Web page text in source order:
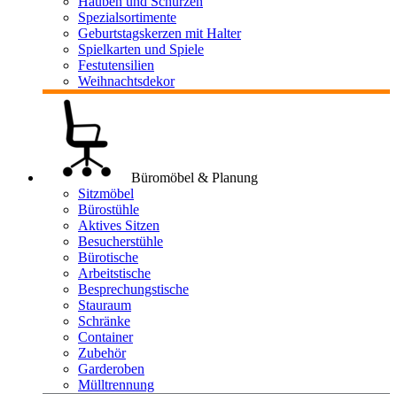
Spezialsortimente
Geburtstagskerzen mit Halter
Spielkarten und Spiele
Festutensilien
Weihnachtsdekor
Büromöbel & Planung
Sitzmöbel
Bürostühle
Aktives Sitzen
Besucherstühle
Bürotische
Arbeitstische
Besprechungstische
Stauraum
Schränke
Container
Zubehör
Garderoben
Mülltrennung